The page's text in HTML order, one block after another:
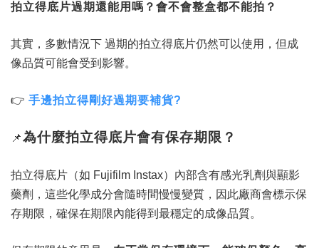
拍立得底片過期還能用嗎？會不會整盒都不能拍？
其實，多數情況下 過期的拍立得底片仍然可以使用，但成
像品質可能會受到影響。
👉 手邊拍立得剛好過期要補貨?
📌為什麼拍立得底片會有保存期限？
拍立得底片（如 Fujifilm Instax）內部含有感光乳劑與顯影
藥劑，這些化學成分會隨時間慢慢變質，因此廠商會標示保
存期限，確保在期限內能得到最穩定的成像品質。